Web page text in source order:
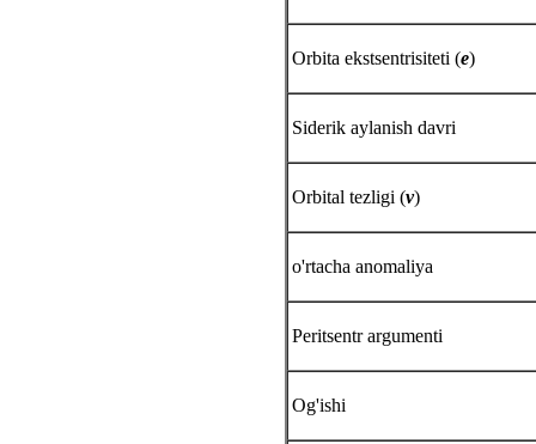
Orbita ekstsentrisiteti (e)
Siderik aylanish davri
Orbital tezligi (v)
o'rtacha anomaliya
Peritsentr argumenti
Og'ishi